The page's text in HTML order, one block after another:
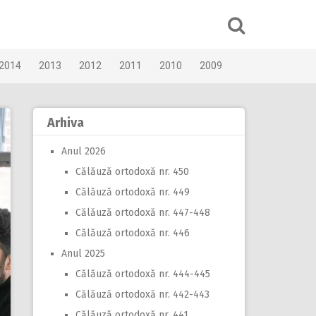
2013 2012 2011 2010 2009
Arhiva
Anul 2026
Călăuză ortodoxă nr. 450
Călăuză ortodoxă nr. 449
Călăuză ortodoxă nr. 447-448
Călăuză ortodoxă nr. 446
Anul 2025
Călăuză ortodoxă nr. 444-445
Călăuză ortodoxă nr. 442-443